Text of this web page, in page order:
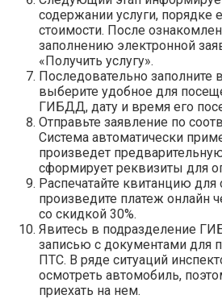
содержании услуги, порядке
стоимости. После
заполнению электронной
«Получить услугу».
Последовательно заполните
выберите удобное для
ГИБДД, дату и время его
Отправьте заявление по
Система автоматически
произведет
сформирует реквизиты для
Распечатайте квитанцию для
произведите платеж онлайн
со скидкой 30%.
Явитесь в подразделение
записью с документами для
ПТС. В ряде ситуаций
осмотреть автомобиль,
приехать на нем.